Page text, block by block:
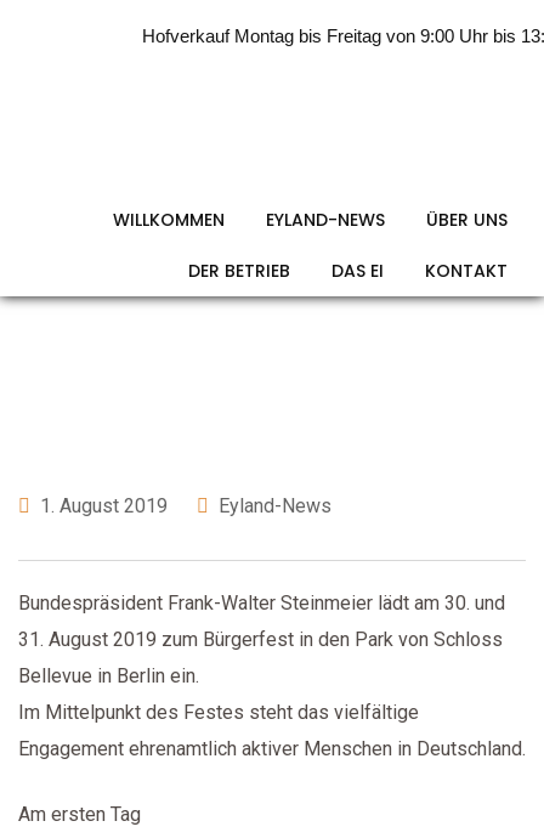
WILLKOMMEN EYLAND-NEWS ÜBER UNS
DER BETRIEB DAS EI KONTAKT
Hofverkauf Montag bis Freitag von 9:00 Uhr bis
beim
Bundespräsidenten
1. August 2019 Eyland-News
Bundespräsident Frank-Walter Steinmeier lädt am 30. und
31. August 2019 zum Bürgerfest in den Park von Schloss
Bellevue in Berlin ein.
Im Mittelpunkt des Festes steht das vielfältige
Engagement ehrenamtlich aktiver Menschen in Deutschland.
Am ersten Tag